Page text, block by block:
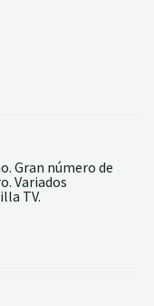
Gran número de
Variados
TV.